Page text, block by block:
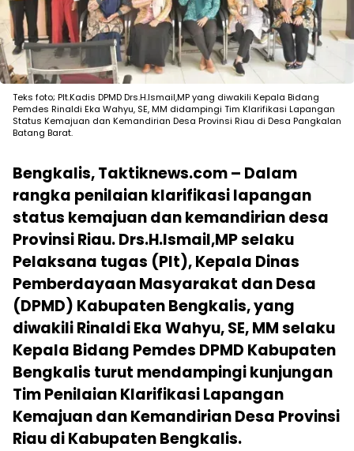
Teks foto; Plt.Kadis DPMD Drs.H.Ismail,MP yang diwakili Kepala Bidang
Pemdes Rinaldi Eka Wahyu, SE, MM didampingi Tim Klarifikasi Lapangan
Status Kemajuan dan Kemandirian Desa Provinsi Riau di Desa Pangkalan
Batang Barat.
Bengkalis, Taktiknews.com – Dalam
rangka penilaian klarifikasi lapangan
status kemajuan dan kemandirian desa
Provinsi Riau. Drs.H.Ismail,MP selaku
Pelaksana tugas (Plt), Kepala Dinas
Pemberdayaan Masyarakat dan Desa
(DPMD) Kabupaten Bengkalis, yang
diwakili Rinaldi Eka Wahyu, SE, MM selaku
Kepala Bidang Pemdes DPMD Kabupaten
Bengkalis turut mendampingi kunjungan
Tim Penilaian Klarifikasi Lapangan
Kemajuan dan Kemandirian Desa Provinsi
Riau di Kabupaten Bengkalis.